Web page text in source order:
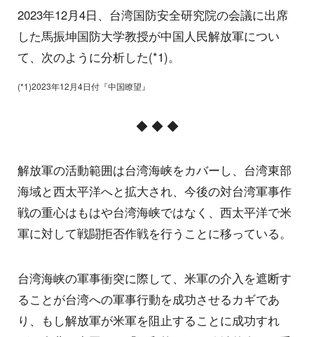
2023年12月4日、台湾国防安全研究院の会議に出席
した馬振坤国防大学教授が中国人民解放軍につい
て、次のように分析した(*1)。
(*1)2023年12月4日付『中国瞭望』
◆ ◆ ◆
解放軍の活動範囲は台湾海峡をカバーし、台湾東部
海域と西太平洋へと拡大され、今後の対台湾軍事作
戦の重心はもはや台湾海峡ではなく、西太平洋で米
軍に対して戦闘拒否作戦を行うことに移っている。
台湾海峡の軍事衝突に際して、米軍の介入を遮断す
ることが台湾への軍事行動を成功させるカギであ
り、もし解放軍が米軍を阻止することに成功すれ